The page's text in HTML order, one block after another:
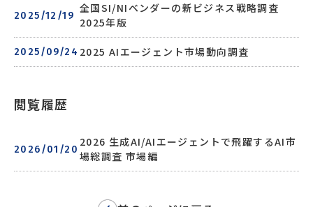
2025/12/19
全国SI/NIベンダーの新ビジネス戦略調査
2025年版
2025/09/24 2025 AIエージェント市場動向調査
閲覧履歴
2026/01/20
2026 生成AI/AIエージェントで飛躍するAI市
場総調査 市場編